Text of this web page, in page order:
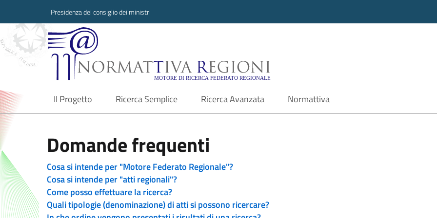
Presidenza del consiglio dei ministri
Normattiva Regioni - Motore di ricerca
Il Progetto
current Ricerca Semplice Ricerca Avanzata Normattiva
Domande frequenti
Cosa si intende per "Motore Federato Regionale"?
Cosa si intende per "atti regionali"?
Come posso effettuare la ricerca?
Quali tipologie (denominazione) di atti si possono ricercare?